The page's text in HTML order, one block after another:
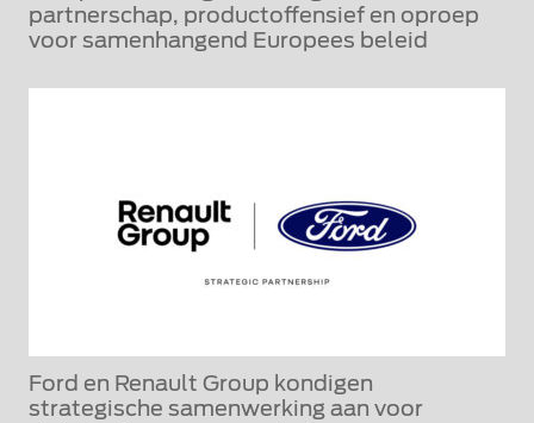
partnerschap, productoffensief en oproep
voor samenhangend Europees beleid
Ford en Renault Group kondigen
strategische samenwerking aan voor